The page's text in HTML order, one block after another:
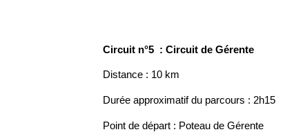
Circuit n°5 : Circuit de Gérente
Distance : 10 km
Durée approximatif du parcours : 2h15
Point de départ : Poteau de Gérente